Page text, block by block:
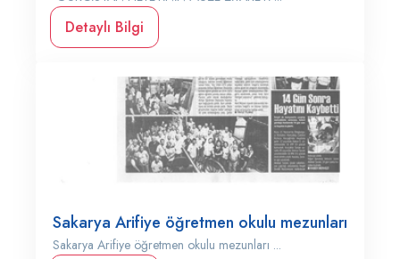
Detaylı Bilgi
Sakarya Arifiye öğretmen okulu mezunları
Sakarya Arifiye öğretmen okulu mezunları ...